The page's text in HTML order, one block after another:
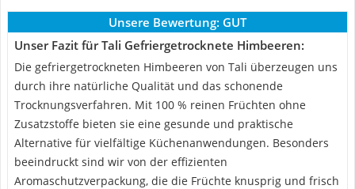
Unsere Bewertung: GUT
Unser Fazit für Tali Gefriergetrocknete Himbeeren:
Die gefriergetrockneten Himbeeren von Tali überzeugen uns
durch ihre natürliche Qualität und das schonende
Trocknungsverfahren. Mit 100 % reinen Früchten ohne
Zusatzstoffe bieten sie eine gesunde und praktische
Alternative für vielfältige Küchenanwendungen. Besonders
beeindruckt sind wir von der effizienten
Aromaschutzverpackung, die die Früchte knusprig und frisch